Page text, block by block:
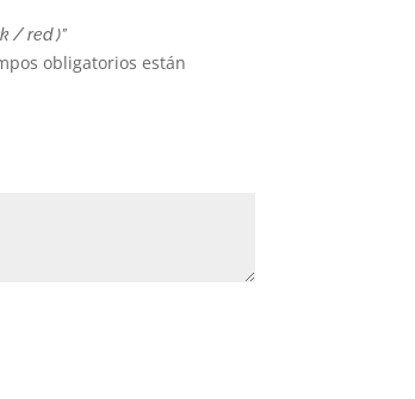
/ red )”
obligatorios están